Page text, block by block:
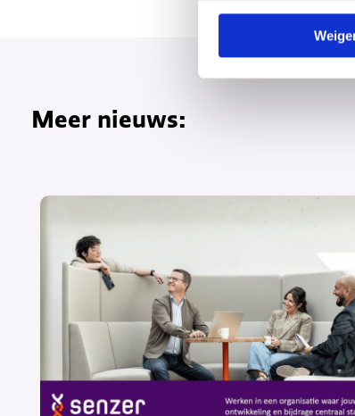
Meer nieuws: